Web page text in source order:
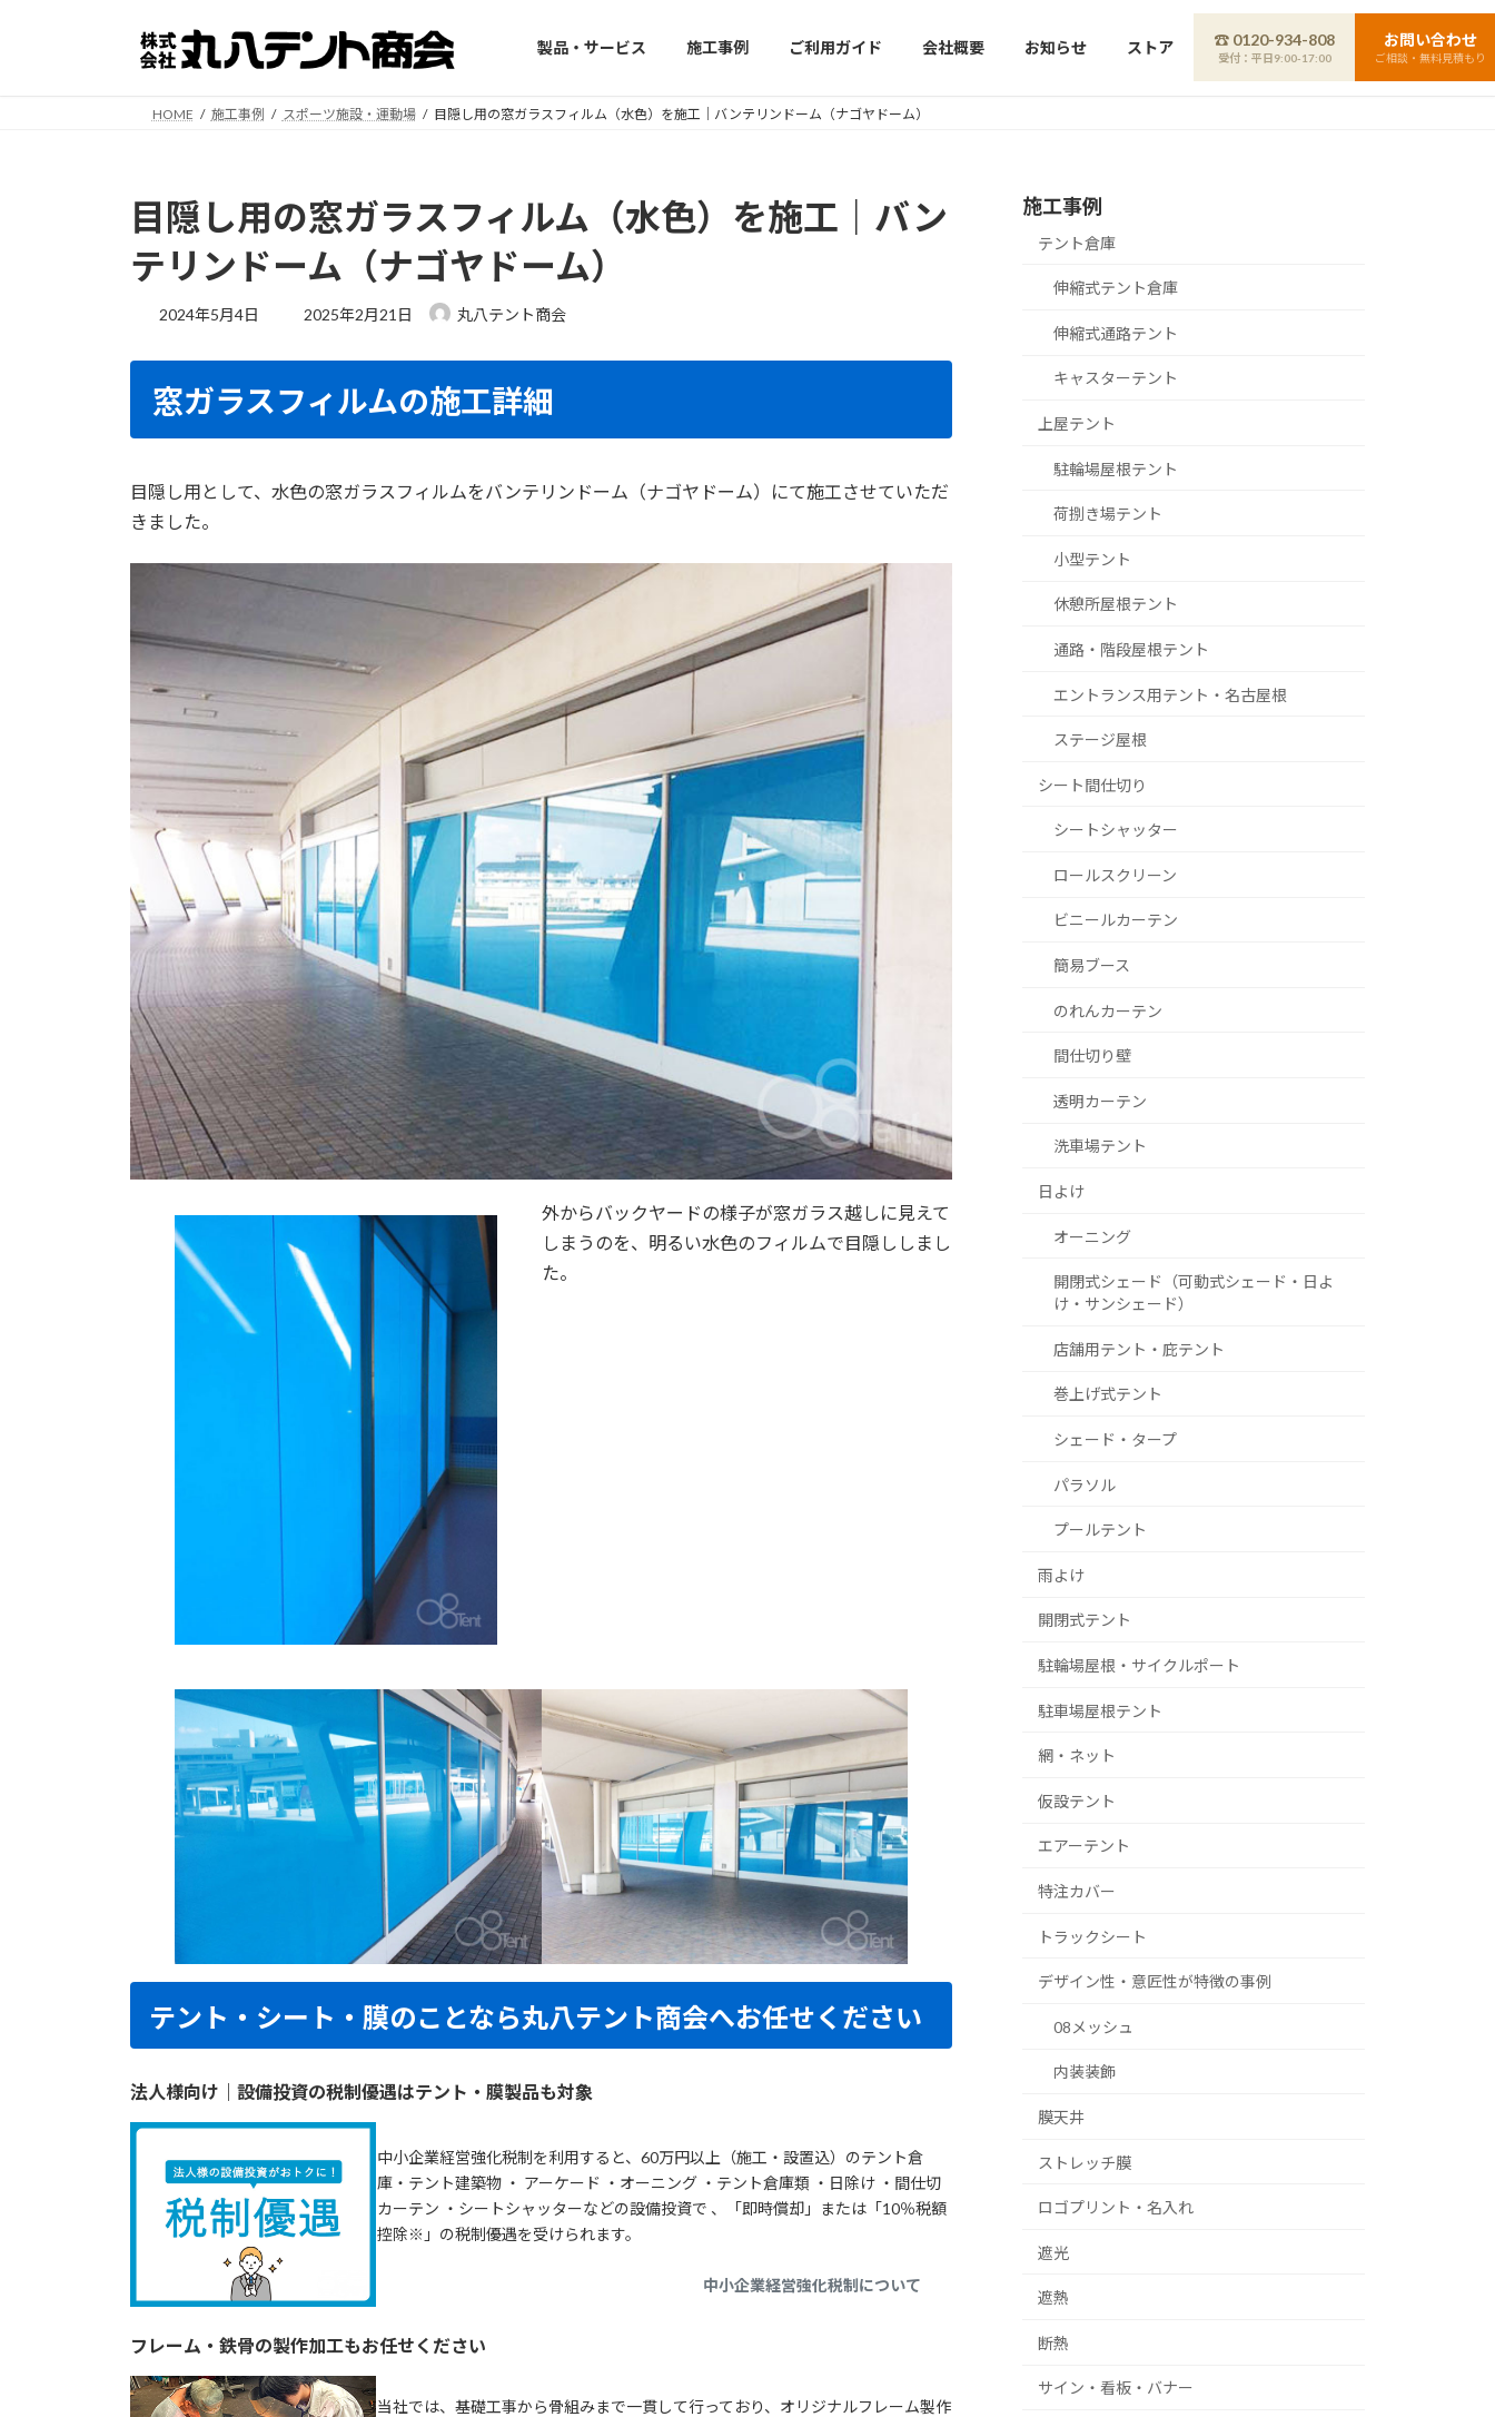
製品・サービス 施工事例 ご利用ガイド 会社概要 お知らせ ストア ☎ 0120-934-808
受付：平日9:00-17:00
お問い合わせ
ご相談・無料見積もり
HOME 施工事例 スポーツ施設・運動場 目隠し用の窓ガラスフィルム（水色）を施工｜バンテリンドーム（ナゴヤドーム）
目隠し用の窓ガラスフィルム（水色）を施工｜バン
テリンドーム（ナゴヤドーム）
2024年5月4日
最
日
:
2025年2月21日 丸八テント商会
窓ガラスフィルムの施工詳細
目隠し用として、水色の窓ガラスフィルムをバンテリンドーム（ナゴヤドーム）にて施工させていただ
きました。
外からバックヤードの様子が窓ガラス越しに見えて
しまうのを、明るい水色のフィルムで目隠ししまし
た。
テント・シート・膜のことなら丸八テント商会へお任せください
法人様向け｜設備投資の税制優遇はテント・膜製品も対象
中小企業経営強化税制を利用すると、60万円以上（施工・設置込）のテント倉
庫・テント建築物 ・ アーケード ・オーニング ・テント倉庫類 ・日除け ・間仕切
カーテン ・シートシャッターなどの設備投資で 、「即時償却」または「10％税額
控除※」の税制優遇を受けられます。
中小企業経営強化税制について
フレーム・鉄骨の製作加工もお任せください
当社では、基礎工事から骨組みまで一貫して行っており、オリジナルフレーム製作
施工事例
テント倉庫
伸縮式テント倉庫
伸縮式通路テント
キャスターテント
上屋テント
駐輪場屋根テント
荷捌き場テント
小型テント
休憩所屋根テント
通路・階段屋根テント
エントランス用テント・名古屋根
ステージ屋根
シート間仕切り
シートシャッター
ロールスクリーン
ビニールカーテン
簡易ブース
のれんカーテン
間仕切り壁
透明カーテン
洗車場テント
日よけ
オーニング
開閉式シェード（可動式シェード・日よ
け・サンシェード）
店舗用テント・庇テント
巻上げ式テント
シェード・タープ
パラソル
プールテント
雨よけ
開閉式テント
駐輪場屋根・サイクルポート
駐車場屋根テント
網・ネット
仮設テント
エアーテント
特注カバー
トラックシート
デザイン性・意匠性が特徴の事例
08メッシュ
内装装飾
膜天井
ストレッチ膜
ロゴプリント・名入れ
遮光
遮熱
断熱
サイン・看板・バナー